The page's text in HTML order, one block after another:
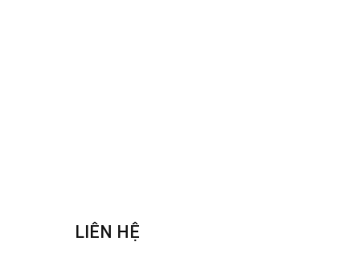
LIÊN HỆ